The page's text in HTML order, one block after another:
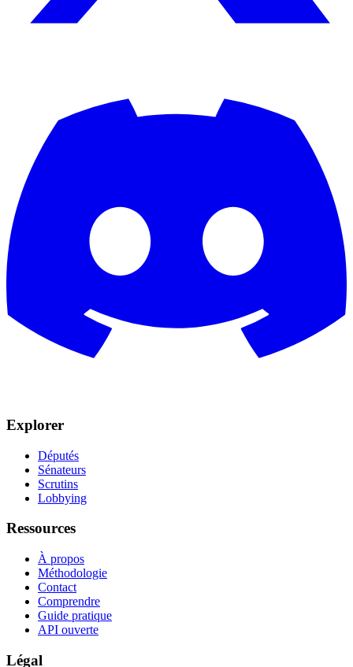
Explorer
Députés
Sénateurs
Scrutins
Lobbying
Ressources
À propos
Méthodologie
Contact
Comprendre
Guide pratique
API ouverte
Légal